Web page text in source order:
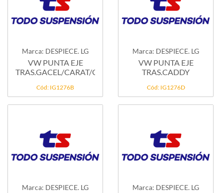
Marca: DESPIECE. LG
VW PUNTA EJE
TRAS.GACEL/CARAT/GOL/SENDA/POLO
Cód: IG1276B
Marca: DESPIECE. LG
VW PUNTA EJE
TRAS.CADDY
Cód: IG1276D
Marca: DESPIECE. LG Marca: DESPIECE. LG